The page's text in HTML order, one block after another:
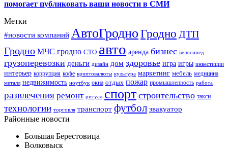
помогает публиковать ваши новости в СМИ
Метки
#новости компаний АвтоГродноГродно ДТП
Гродно МЧС гродно СТО авто аренда бизнес велосипед
грузоперевозки деньги дизайн дом здоровье игра игры инвестиции
интерьер коррупция кофе криптовалюты культура маркетинг мебель медицина
металл недвижимость ноутбук окна отдых пожар промышленность работа
развлечения ремонт ритуал спорт строительство такси
технологии торговля транспорт футбол эвакуатор
Районные новости
Большая Берестовица
Волковыск